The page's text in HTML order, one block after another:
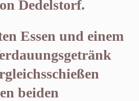
Dedelstorf.
Essen und einem
beiden